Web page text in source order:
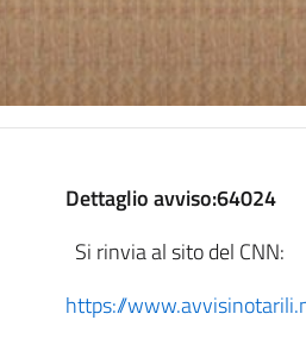
Dettaglio avviso:64024
Si rinvia al sito del CNN:
https://